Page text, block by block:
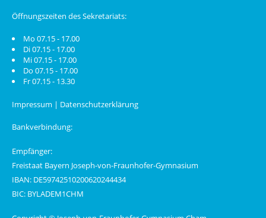
Öffnungszeiten des Sekretariats:
Mo 07.15 - 17.00
Di 07.15 - 17.00
Mi 07.15 - 17.00
Do 07.15 - 17.00
Fr 07.15 - 13.30
Impressum | Datenschutzerklärung
Bankverbindung:
Empfänger:
Freistaat Bayern Joseph-von-Fraunhofer-Gymnasium
IBAN: DE59742510200620244434
BIC: BYLADEM1CHM